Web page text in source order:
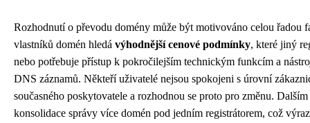
Rozhodnutí o převodu domény může být motivováno celou řadou
vlastníků domén hledá výhodnější cenové podmínky, které jiný
nebo potřebuje přístup k pokročilejším technickým funkcím a
DNS záznamů. Někteří uživatelé nejsou spokojeni s úrovní
současného poskytovatele a rozhodnou se proto pro změnu.
konsolidace správy více domén pod jedním registrátorem, což